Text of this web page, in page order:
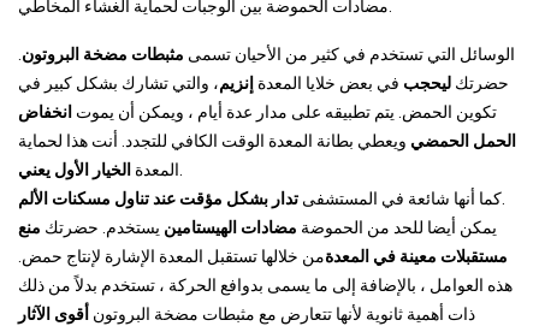
الوسائل التي تستخدم في كثير من الأحيان تسمى مثبطات مضخة البروتون
حضرتك ليحجب في بعض خلايا المعدة إنزيم، والتي تشارك بشكل كبير في
تكوين الحمض. يتم تطبيقه على مدار عدة أيام ، ويمكن أن يموت انخفاض
الحمل الحمضي ويعطي بطانة المعدة الوقت الكافي للتجدد. أنت هذا لحماية
المعدة الخيار الأول يعني
كما أنها شائعة في المستشفى تدار بشكل مؤقت عند تناول مسكنات الألم
يمكن أيضا للحد من الحموضة مضادات الهيستامين يستخدم. حضرتك منع
مستقبلات معينة في المعدةمن خلالها تستقبل المعدة الإشارة لإنتاج حمض.
هذه العوامل ، بالإضافة إلى ما يسمى بدوافع الحركة ، تستخدم بدلاً من ذلك
ذات أهمية ثانوية لأنها تتعارض مع مثبطات مضخة البروتون أقوى الآثار